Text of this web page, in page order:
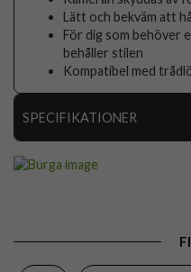
Lätt och bekväm att
För dig som behöver
behåller stilen
Kompatibel med
SPECIFIKATIONER